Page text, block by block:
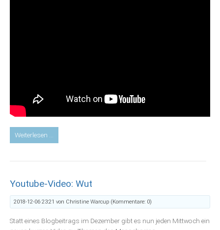
Weiterlesen …
Video:
Aufmerksamkeit
Youtube-Video: Wut
2018-12-06 23:21 von Christine Warcup (Kommentare: 0)
Statt eines Blogbeitrags im Dezember gibt es nun jeden Mittwoch ein